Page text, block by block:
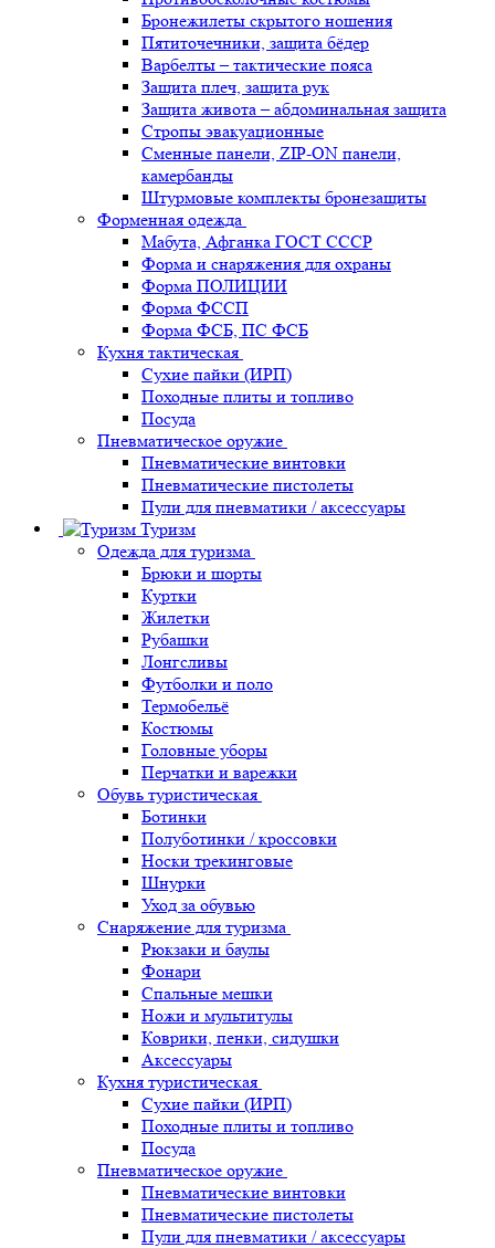
Бронежилеты скрытого ношения
Пятиточечники, защита бёдер
Варбелты – тактические пояса
Защита плеч, защита рук
Защита живота – абдоминальная защита
Стропы эвакуационные
Сменные панели, ZIP-ON панели,
камербанды
Штурмовые комплекты бронезащиты
Форменная одежда
Мабута, Афганка ГОСТ СССР
Форма и снаряжения для охраны
Форма ПОЛИЦИИ
Форма ФССП
Форма ФСБ, ПС ФСБ
Кухня тактическая
Сухие пайки (ИРП)
Походные плиты и топливо
Посуда
Пневматическое оружие
Пневматические винтовки
Пневматические пистолеты
Пули для пневматики / аксессуары
Туризм
Одежда для туризма
Брюки и шорты
Куртки
Жилетки
Рубашки
Лонгсливы
Футболки и поло
Термобельё
Костюмы
Головные уборы
Перчатки и варежки
Обувь туристическая
Ботинки
Полуботинки / кроссовки
Носки трекинговые
Шнурки
Уход за обувью
Снаряжение для туризма
Рюкзаки и баулы
Фонари
Спальные мешки
Ножи и мультитулы
Коврики, пенки, сидушки
Аксессуары
Кухня туристическая
Сухие пайки (ИРП)
Походные плиты и топливо
Посуда
Пневматическое оружие
Пневматические винтовки
Пневматические пистолеты
Пули для пневматики / аксессуары